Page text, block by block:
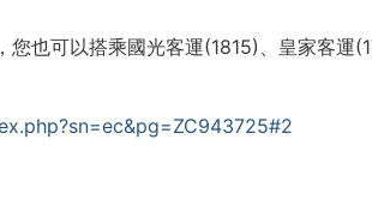
也可以搭乘國光客運(1815)、皇家客運